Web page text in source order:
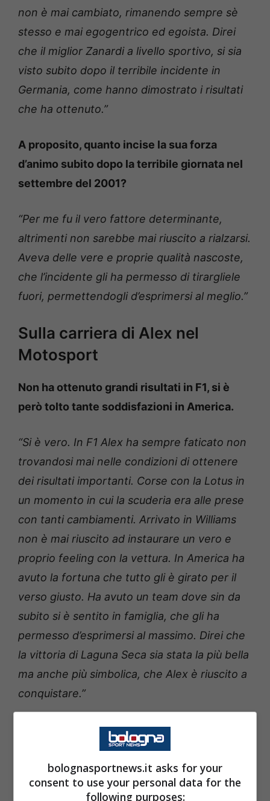
non è mai cambiato, rimanendo sempre sè
stesso e mai egogentrico ed egoista. Direi
che il miglior Zanardi a livello sportivo, si sia
visto subito dopo il terribile incidente in
Germania, come hanno dimostrato i risultati
che ha ottenuto.”
A proposito, quanto incise la sua forza
d’animo subito dopo la terribile giornata nel
settembre del 2001?
“Per me fu il vero fattore determinante,
altrimenti non sarebbe mai riuscito a rialzarsi.
Aveva delle vere e proprie qualità nascoste,
che l’incidente gli ha permesso di tirargliele
fuori, permettendogli d’esprimersi al meglio.”
Sulla carriera di Alex nel
Motosport
Non ha ottenuto grandi risultati in F1, si è
però tolto tante soddisfazioni in America.
“Si è vero. In F1 Alex ha sempre faticato non
trovandosi mai nelle condizioni di ottenere
dei risultati importanti. Corse con la Lotus in
un momento in cui la scuderia era alle prese
con tanti cambiamenti. Arrivato in Williams
non è mai riuscito ad instaurare un vero e
proprio feeling con la vettura. In America ha
avuto la fortuna che tutto gli è girato per il
verso giusto. Ha avuto un team dove sin da
subito si è sentito in famiglia, che gli ha
permesso d’esprimersi al massimo. Direi che
la vittoria di Laguna Seca sia stata la più bella
ma anche più simbolica, che Alex è riuscito a
conquistare.”
Tre vittorie nelle prime quattro gare della
stagione : possiamo già parlare di un Kimi
Antonelli in lotta per il titolo mondiale?
bolognasportnews.it asks for your
consent to use your personal data for the
following purposes: